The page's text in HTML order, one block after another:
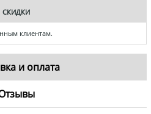
СКИДКИ
клиентам.
и оплата